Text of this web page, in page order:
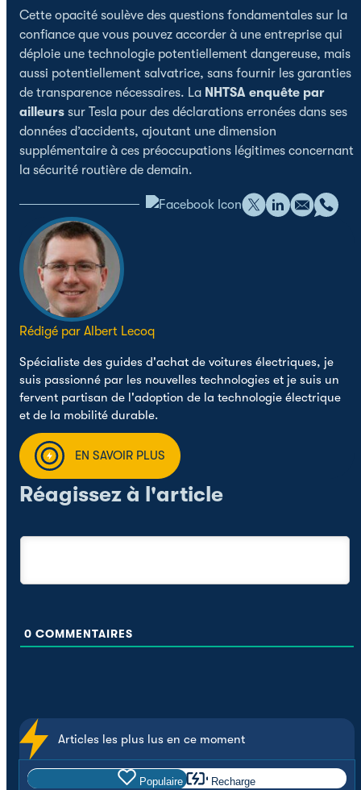
Cette opacité soulève des questions fondamentales sur la
confiance que vous pouvez accorder à une entreprise qui
déploie une technologie potentiellement dangereuse, mais
aussi potentiellement salvatrice, sans fournir les garanties
de transparence nécessaires. La NHTSA enquête par
ailleurs sur Tesla pour des déclarations erronées dans ses
données d’accidents, ajoutant une dimension
supplémentaire à ces préoccupations légitimes concernant
la sécurité routière de demain.
Rédigé par Albert Lecoq
Spécialiste des guides d'achat de voitures électriques, je
suis passionné par les nouvelles technologies et je suis un
fervent partisan de l'adoption de la technologie électrique
et de la mobilité durable.
EN SAVOIR PLUS
Réagissez à l'article
0 COMMENTAIRES
Articles les plus lus en ce moment
Populaire Recharge